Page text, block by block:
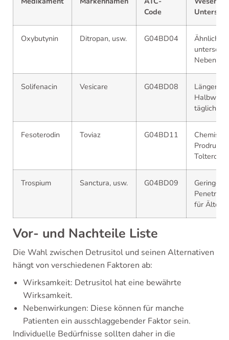
Code
Oxybutynin Ditropan, usw. G04BD04
Ähnlich,
Solifenacin Vesicare G04BD08
Längere
tägliche
Fesoterodin Toviaz G04BD11
Prodrug
Tolterodin
Trospium Sanctura, usw. G04BD09
Geringere
für Ältere
Vor- und Nachteile Liste
Die Wahl zwischen Detrusitol und seinen Alternativen
hängt von verschiedenen Faktoren ab:
Wirksamkeit: Detrusitol hat eine bewährte
Wirksamkeit.
Nebenwirkungen: Diese können für manche
Patienten ein ausschlaggebender Faktor sein.
Individuelle Bedürfnisse sollten daher in die